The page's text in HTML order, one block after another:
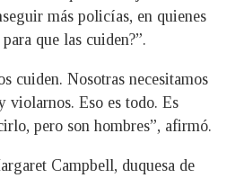
más policías, en quienes
que las cuiden?”.
cuiden. Nosotras necesitamos
violarnos. Eso es todo. Es
pero son hombres”, afirmó.
Campbell, duquesa de